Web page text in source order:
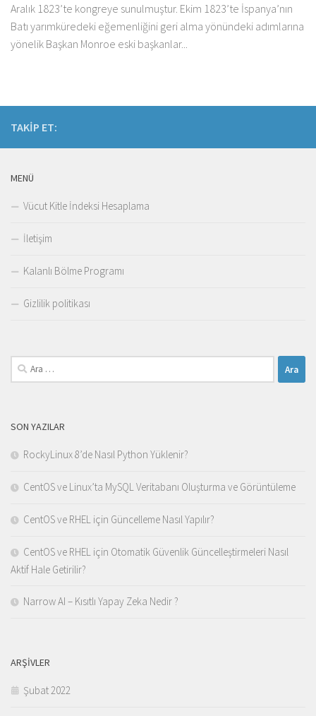
Aralık 1823’te kongreye sunulmuştur. Ekim 1823’te İspanya’nın
Batı yarımküredeki eğemenliğini geri alma yönündeki adımlarına
yönelik Başkan Monroe eski başkanlar...
TAKIP ET:
MENÜ
Vücut Kitle İndeksi Hesaplama
İletişim
Kalanlı Bölme Programı
Gizlilik politikası
Arama:
SON YAZILAR
RockyLinux 8’de Nasıl Python Yüklenir?
CentOS ve Linux’ta MySQL Veritabanı Oluşturma ve Görüntüleme
CentOS ve RHEL için Güncelleme Nasıl Yapılır?
CentOS ve RHEL için Otomatik Güvenlik Güncelleştirmeleri Nasıl
Aktif Hale Getirilir?
Narrow AI – Kısıtlı Yapay Zeka Nedir ?
ARŞIVLER
Şubat 2022